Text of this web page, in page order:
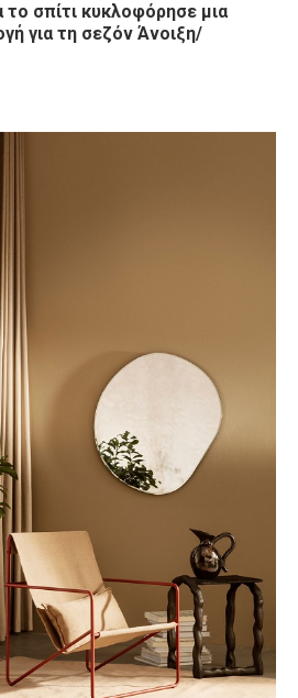
το σπίτι κυκλοφόρησε μια
για τη σεζόν Άνοιξη/